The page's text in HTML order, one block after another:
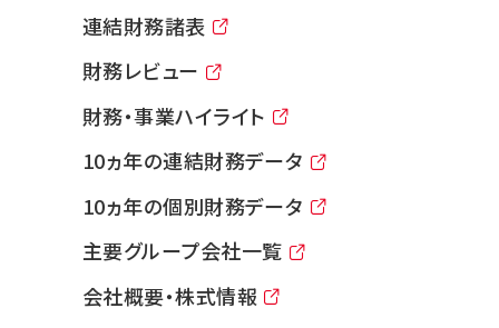
連結財務諸表
財務レビュー
財務・事業ハイライト
10ヵ年の連結財務データ
10ヵ年の個別財務データ
主要グループ会社一覧
会社概要・株式情報